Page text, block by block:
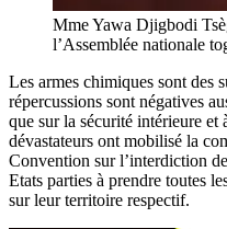
Mme Yawa Djigbodi
l’Assemblée nationale
Les armes chimiques sont des
répercussions sont négatives
que sur la sécurité intérieure et
dévastateurs ont mobilisé la
Convention sur l’interdiction
Etats parties à prendre toutes
sur leur territoire respectif.